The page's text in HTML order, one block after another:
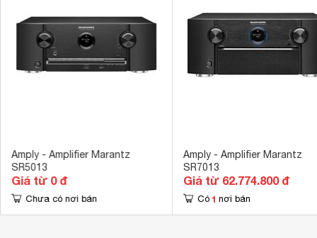
Amply - Amplifier Marantz
SR5013
Giá từ 0 đ
Chưa có nơi bán
Amply - Amplifier Marantz
SR7013
Giá từ 62.774.800 đ
Có 1 nơi bán